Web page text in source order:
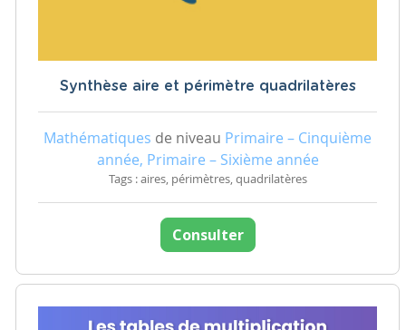
Synthèse aire et périmètre quadrilatères
Mathématiques de niveau Primaire – Cinquième
année, Primaire – Sixième année
Tags : aires, périmètres, quadrilatères
Consulter